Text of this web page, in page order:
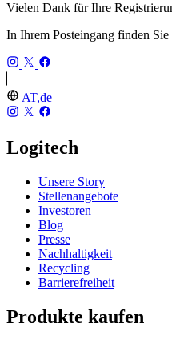
Vielen Dank für Ihre
In Ihrem Posteingang finden
AT,de
Logitech
Unsere Story
Stellenangebote
Investoren
Blog
Presse
Nachhaltigkeit
Recycling
Barrierefreiheit
Produkte kaufen